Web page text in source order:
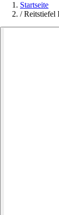
Startseite
/ Reitstiefel